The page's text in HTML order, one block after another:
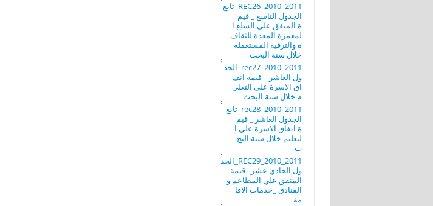
REC26_2010_2011_تابع
الجدول التاسع _ قيم
ة المنفق علي السلع ا
لمعمرة المعدة للثقاف
ة والترفيه المستعملة
خلال سنة البحث
rec27_2010_2011_الجد
ول العاشر _ قيمة انف
اق الاسرة علي التعلي
م خلال سنة البحث
rec28_2010_2011_تابع
الجدول العاشر _ قيم
ة انفاق الاسرة علي ا
لتعليم خلال سنة البح
ث
REC29_2010_2011_الجد
ول الحادي عشر_ قيمة
المنفق علي المطاعم و
الفنادق _خدمات الاقا
مة